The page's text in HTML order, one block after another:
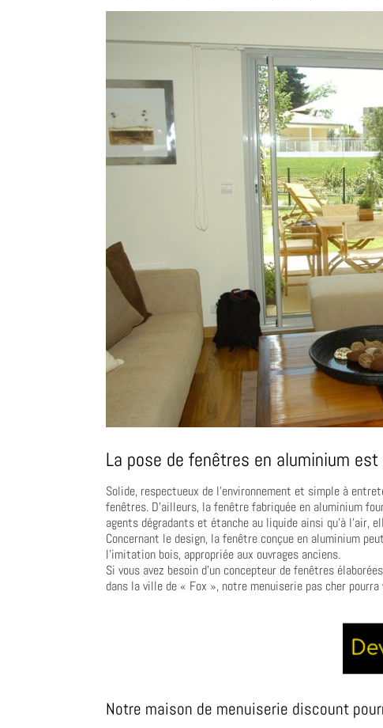
La pose de fenêtres en aluminium
Solide, respectueux de l’environnement et simple à
fenêtres. D’ailleurs, la fenêtre fabriquée en aluminium
agents dégradants et étanche au liquide ainsi qu’à l’air,
Concernant le design, la fenêtre conçue en aluminium
l’imitation bois, appropriée aux ouvrages anciens.
Si vous avez besoin d’un concepteur de fenêtres
dans la ville de « Fox », notre menuiserie pas cher
Notre maison de menuiserie discount